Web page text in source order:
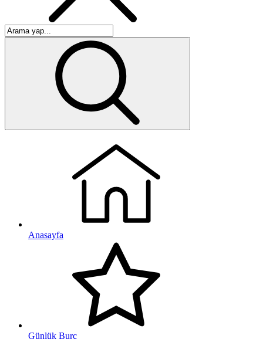
Anasayfa
Günlük Burç